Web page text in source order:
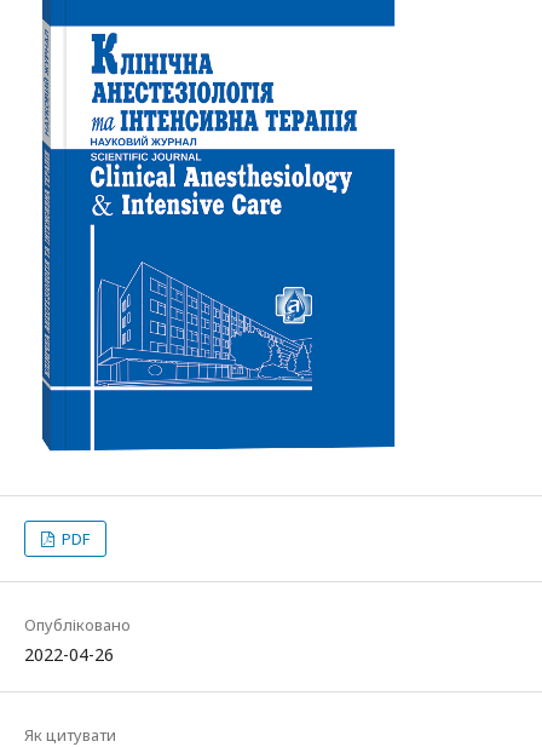
PDF
Опубліковано
2022-04-26
Як цитувати